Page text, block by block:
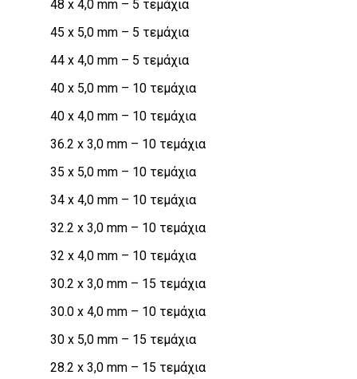
48 x 4,0 mm – 5 τεμάχια
45 x 5,0 mm – 5 τεμάχια
44 x 4,0 mm – 5 τεμάχια
40 x 5,0 mm – 10 τεμάχια
40 x 4,0 mm – 10 τεμάχια
36.2 x 3,0 mm – 10 τεμάχια
35 x 5,0 mm – 10 τεμάχια
34 x 4,0 mm – 10 τεμάχια
32.2 x 3,0 mm – 10 τεμάχια
32 x 4,0 mm – 10 τεμάχια
30.2 x 3,0 mm – 15 τεμάχια
30.0 x 4,0 mm – 10 τεμάχια
30 x 5,0 mm – 15 τεμάχια
28.2 x 3,0 mm – 15 τεμάχια